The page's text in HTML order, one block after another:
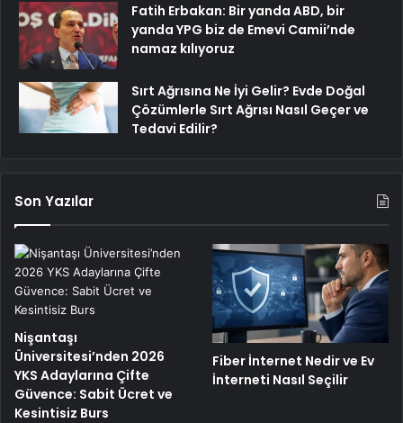
Fatih Erbakan: Bir yanda ABD, bir
yanda YPG biz de Emevi Camii’nde
namaz kılıyoruz
Sırt Ağrısına Ne İyi Gelir? Evde Doğal
Çözümlerle Sırt Ağrısı Nasıl Geçer ve
Tedavi Edilir?
Son Yazılar
Nişantaşı
Üniversitesi’nden 2026
YKS Adaylarına Çifte
Güvence: Sabit Ücret ve
Kesintisiz Burs
Fiber İnternet Nedir ve Ev
İnterneti Nasıl Seçilir